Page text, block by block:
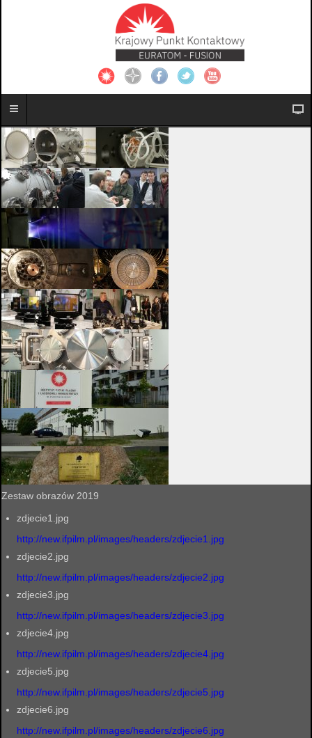
Zestaw obrazów 2019
zdjecie1.jpg
http://new.ifpilm.pl/images/headers/zdjecie1.jpg
zdjecie2.jpg
http://new.ifpilm.pl/images/headers/zdjecie2.jpg
zdjecie3.jpg
http://new.ifpilm.pl/images/headers/zdjecie3.jpg
zdjecie4.jpg
http://new.ifpilm.pl/images/headers/zdjecie4.jpg
zdjecie5.jpg
http://new.ifpilm.pl/images/headers/zdjecie5.jpg
zdjecie6.jpg
http://new.ifpilm.pl/images/headers/zdjecie6.jpg